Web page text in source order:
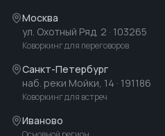
Москва
ул. Охотный Ряд, 2 · 103265
Коворкинг для переговоров
Санкт-Петербург
наб. реки Мойки, 14 · 191186
Коворкинг для встреч
Иваново